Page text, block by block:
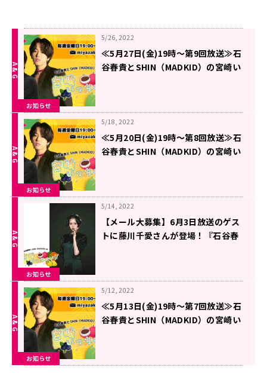
お知らせ
5/26, 2022
≪5月27日(金)19時～第9回放送≫石
谷春貴とSHIN（MADKID）の宮崎い
お知らせ
5/18, 2022
≪5月20日(金)19時～第8回放送≫石
谷春貴とSHIN（MADKID）の宮崎い
お知らせ
5/14, 2022
【メール大募集】6月3日放送のゲス
トに藤川千愛さんが登場！『石谷春
お知らせ
5/12, 2022
≪5月13日(金)19時～第7回放送≫石
谷春貴とSHIN（MADKID）の宮崎い